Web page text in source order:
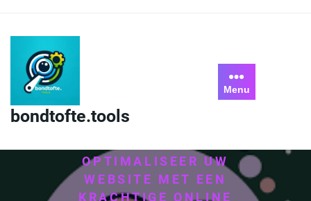
content
bondtofte.tools
Menu
HOME
OPTIMALISEER UW
WEBSITE MET EEN
KRACHTIGE ONLINE